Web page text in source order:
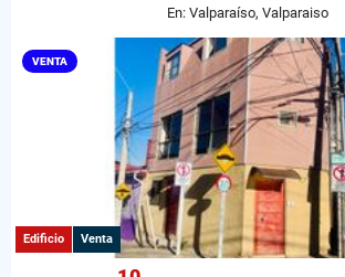
En: Valparaíso, Valparaiso
VENTA
Edificio Venta